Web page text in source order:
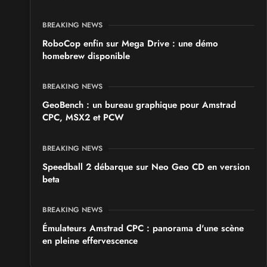
BREAKING NEWS
RoboCop enfin sur Mega Drive : une démo
homebrew disponible
BREAKING NEWS
GeoBench : un bureau graphique pour Amstrad
CPC, MSX2 et PCW
BREAKING NEWS
Speedball 2 débarque sur Neo Geo CD en version
beta
BREAKING NEWS
Émulateurs Amstrad CPC : panorama d'une scène
en pleine effervescence